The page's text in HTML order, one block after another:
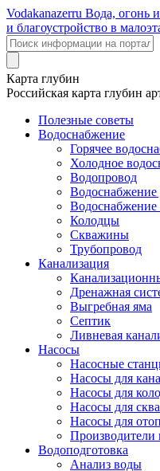
Vodakanazerru Вода, огонь
и благоустройство в
Карта глубин
Российская карта глубин
Полезные советы
Водоснабжение
Горячее
Холодное
Водопровод
Водоснабжение
Водоснабжение
Колодцы
Скважины
Трубопровод
Канализация
Дренажная
Выгребная яма
Септик
Ливневая
Насосы
Насосные
Насосы для
Насосы для
Насосы для
Насосы для
Производители
Водоподготовка
Анализ воды